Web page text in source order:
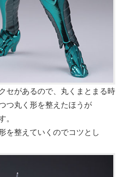
セがあるので、丸くまとまる時
つ丸く形を整えたほうが
。
を整えていくのでコツとし